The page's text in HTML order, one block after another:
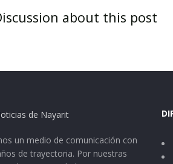
about this post
un medio de comunicación con
de trayectoria. Por nuestras